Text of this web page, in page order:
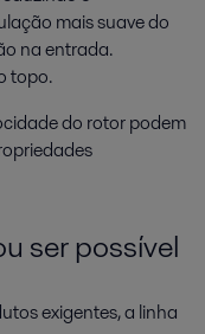
mais suave do
na entrada.
topo.
do rotor podem
ser possível
exigentes, a linha